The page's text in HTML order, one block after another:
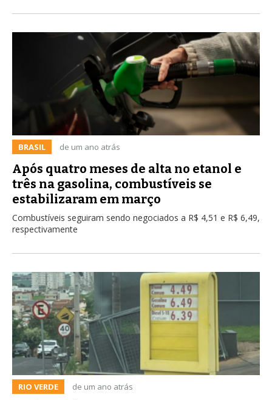
BRASIL de um ano atrás
Após quatro meses de alta no etanol e
três na gasolina, combustíveis se
estabilizaram em março
Combustíveis seguiram sendo negociados a R$ 4,51 e R$ 6,49,
respectivamente
RIO VERDE de um ano atrás